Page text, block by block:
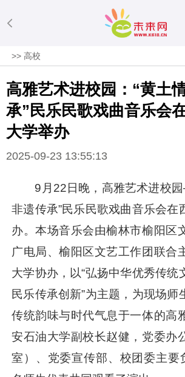
>>高校
高雅艺术进校园：“黄土
承”民乐民歌戏曲音乐会
大学举办
2025-09-23 13:55:13
9月22日晚，高雅艺术进校
非遗传承”民乐民歌戏曲音乐会在
办。本场音乐会由榆林市榆阳区
广电局、榆阳区文艺工作团联合
大学协办，以“弘扬中华优秀传统
民乐传承创新”为主题，为现场师
传统韵味与时代气息于一体的高
安石油大学副校长赵健，党委办
室）、党委宣传部、校团委主要